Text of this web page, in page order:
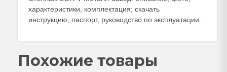
характеристики, комплектация; скачать
инструкцию, паспорт, руководство по эксплуатации.
Похожие товары